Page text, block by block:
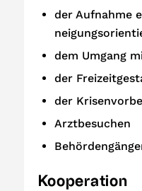
der Aufnahme
dem Umgang
der
der
Arztbesuchen
Kooperation